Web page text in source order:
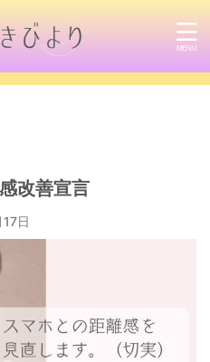
改善宣言
日